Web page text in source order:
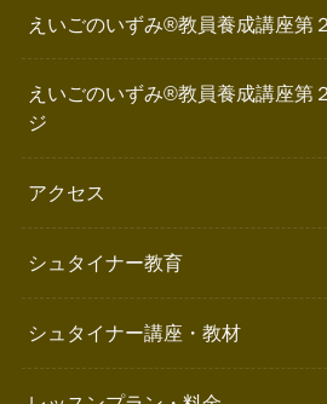
えいごのいずみ®️教員養成講座第
えいごのいずみ®︎教員養成講座第
ジ
アクセス
シュタイナー教育
シュタイナー講座・教材